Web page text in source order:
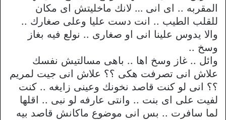
المقربه .. اى انى … لانك ماخليتش اى مكان
للقلب الطيب .. انت دست عليا وعلى صغارك ..
والا يدوس علينا انى او صغارى .. نولع فيه بغاز
وسخ ..
وائل .. غاز وسخ اها .. باهى مسالتيش نفسك
علاش انى تصرفت هكى ؟؟ علاش انى جيت لمريم
؟؟ انى لو كنت قاصد نخونك وعينى زايغه .. كنت
لفيت على اى بنت .. وانتى عارفه لو نبى .. اقلها
لما سافرت .. بس انى موضوع ماكانش قاصد بيه